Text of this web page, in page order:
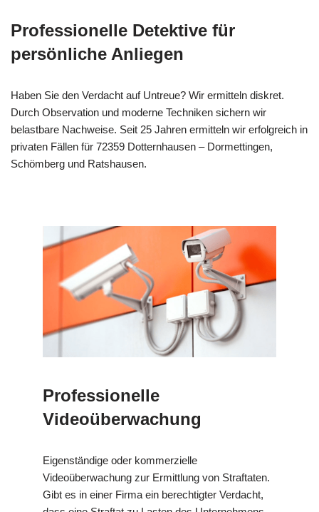
Professionelle Detektive für
persönliche Anliegen
Haben Sie den Verdacht auf Untreue? Wir ermitteln diskret.
Durch Observation und moderne Techniken sichern wir
belastbare Nachweise. Seit 25 Jahren ermitteln wir erfolgreich in
privaten Fällen für 72359 Dotternhausen – Dormettingen,
Schömberg und Ratshausen.
Professionelle
Videoüberwachung
Eigenständige oder kommerzielle
Videoüberwachung zur Ermittlung von Straftaten.
Gibt es in einer Firma ein berechtigter Verdacht,